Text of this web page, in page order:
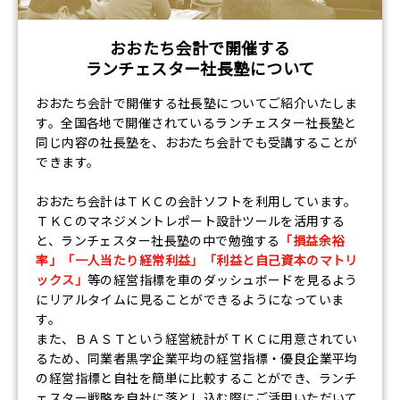
おおたち会計で開催する
ランチェスター社長塾について
おおたち会計で開催する社長塾についてご紹介いたしま
す。全国各地で開催されているランチェスター社長塾と
同じ内容の社長塾を、おおたち会計でも受講することが
できます。
おおたち会計はＴＫＣの会計ソフトを利用しています。
ＴＫＣのマネジメントレポート設計ツールを活用する
と、ランチェスター社長塾の中で勉強する 「損益余裕
率」「一人当たり経常利益」「利益と自己資本のマトリ
ックス」等の経営指標を車のダッシュボードを見るよう
にリアルタイムに見ることができるようになっていま
す。
また、ＢＡＳＴという経営統計がＴＫＣに用意されてい
るため、同業者黒字企業平均の経営指標・優良企業平均
の経営指標と自社を簡単に比較することができ、ランチ